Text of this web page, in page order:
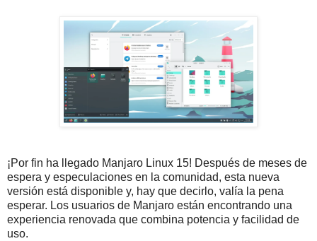
¡Por fin ha llegado Manjaro Linux 15! Después de meses de
espera y especulaciones en la comunidad, esta nueva
versión está disponible y, hay que decirlo, valía la pena
esperar. Los usuarios de Manjaro están encontrando una
experiencia renovada que combina potencia y facilidad de
uso.